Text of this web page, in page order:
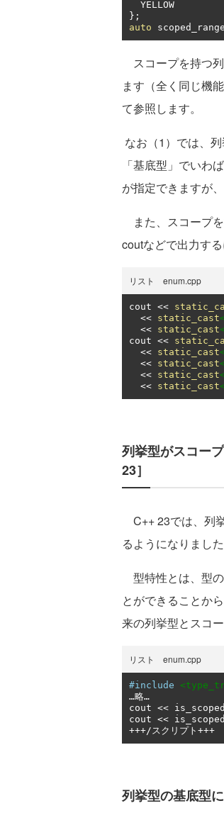
};
auto
スコープを持つ
ます（全く同じ機
て参照します。
なお（1）では、
「基底型」でいわ
が指定できますが
また、スコープ
coutなどで出力す
リスト enum.cpp
cout <<
<< static_cast
<< static_cast
cout <<
<< static_cast
<< static_cast
<< static_cast
<< static_cast
列挙型がスコー
23］
C++ 23では、列
るようになりました
型特性とは、型
とができることか
来の列挙型とスコ
リスト enum.cpp
#include
…略…
cout <<
cout <<
+++/スクリプト+++
列挙型の基底型